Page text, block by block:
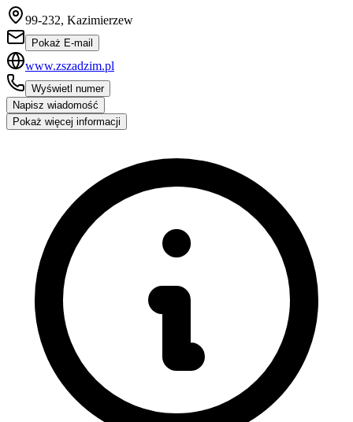
99-232, Kazimierzew
Pokaż E-mail
www.zszadzim.pl
Wyświetl numer
Napisz wiadomość
Pokaż więcej informacji